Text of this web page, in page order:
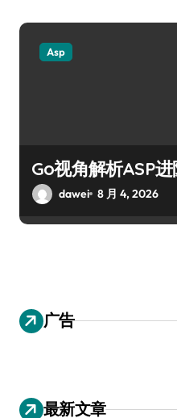
Asp
Go视角解析ASP
dawei 8 月 4, 2026
广告
最新文章